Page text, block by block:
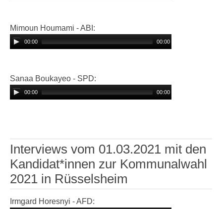
Mimoun Houmami - ABI:
00:00 00:00
Sanaa Boukayeo - SPD:
00:00 00:00
Interviews vom 01.03.2021 mit den
Kandidat*innen zur Kommunalwahl
2021 in Rüsselsheim
Irmgard Horesnyi - AFD: